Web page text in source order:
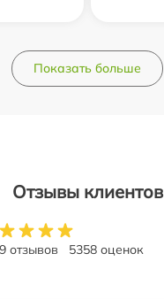
Показать больше
Отзывы клиентов
отзывов 5358 оценок